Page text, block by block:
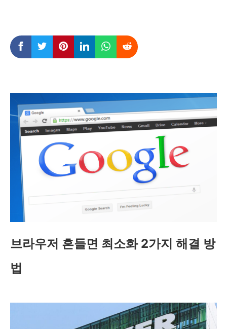
브라우저 흔들면 최소화 2가지 해결 방
법